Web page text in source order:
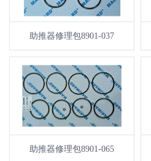
助推器修理包8901-037
助推器修理包8901-065